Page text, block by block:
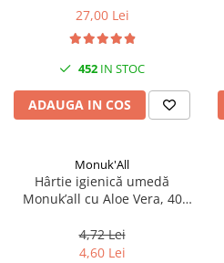
Termometre Meteo
Unelte gradinarit
Solutii professionale pentru
27,00 Lei
452 IN STOC
ADAUGA IN COS
Monuk'All
Hârtie igienică umedă
Monuk’all cu Aloe Vera, 40
alcool
4,72 Lei
4,60 Lei